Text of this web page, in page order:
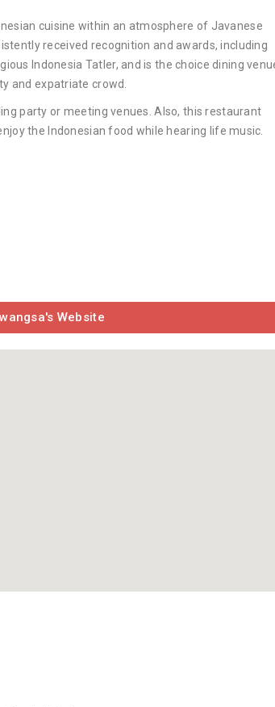
cuisine within an atmosphere of Javanese
received recognition and awards, including
Indonesia Tatler, and is the choice dining
and expatriate crowd.
party or meeting venues. Also, this restaurant
the Indonesian food while hearing life music.
Website